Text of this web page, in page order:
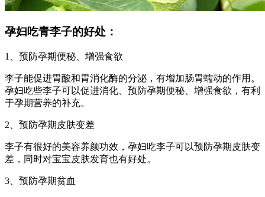
孕妇吃青李子的好处：
1、预防孕期便秘、增强食欲
李子能促进胃酸和胃消化酶的分泌，有增加肠胃蠕动的作用。
孕妇吃些李子可以促进消化、预防孕期便秘、增强食欲，有利
于孕期营养的补充。
2、预防孕期皮肤变差
李子有很好的美容养颜功效，孕妇吃李子可以预防孕期皮肤变
差，同时对宝宝皮肤发育也有好处。
3、预防孕期贫血